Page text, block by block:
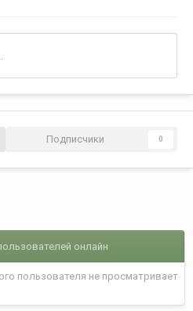
Подписчики 0
онлайн
пользователя не просматривает